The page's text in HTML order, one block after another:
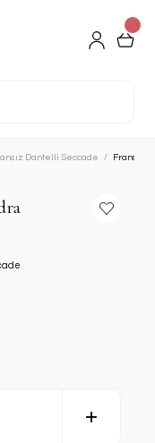
Dantelli Seccade Fransız